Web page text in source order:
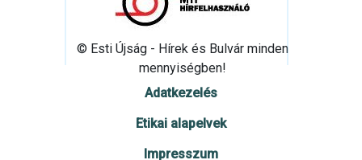
© Esti Újság - Hírek és Bulvár minden
mennyiségben!
Adatkezelés
Etikai alapelvek
Impresszum